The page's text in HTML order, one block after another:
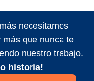
necesitamos
más que nunca te
nuestro trabajo.
historia!